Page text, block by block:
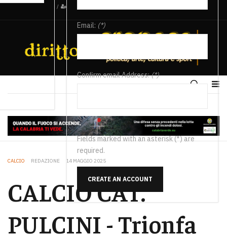
/
Email: (*)
Confirm email Address:(*)
Fields marked with an asterisk (*) are
required.
CREATE AN ACCOUNT
CALCIO REDAZIONE 14 MAGGIO 2025
CALCIO CAT.
PULCINI - Trionfa